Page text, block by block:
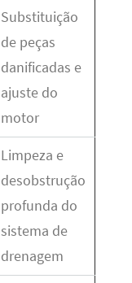
Substituição
de peças
danificadas e
ajuste do
motor
Limpeza e
desobstrução
profunda do
sistema de
drenagem